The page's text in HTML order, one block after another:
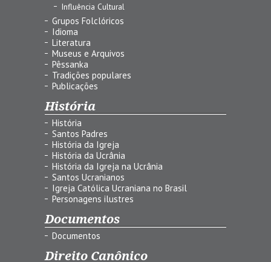
Influência Cultural
Grupos Folclóricos
Idioma
Literatura
Museus e Arquivos
Pêssanka
Tradições populares
Publicações
História
História
Santos Padres
História da Igreja
História da Ucrânia
História da Igreja na Ucrânia
Santos Ucranianos
Igreja Católica Ucraniana no Brasil
Personagens ilustres
Documentos
Documentos
Direito Canônico